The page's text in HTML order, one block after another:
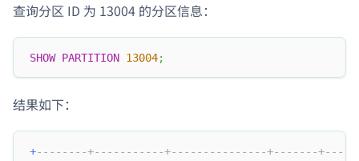
查询分区 ID 为 13004 的分区信息：
SHOW PARTITION 13004;
结果如下：
+--------+-----------+---------------+-------